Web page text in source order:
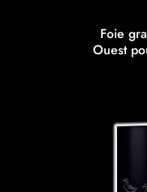
Foie
Ouest